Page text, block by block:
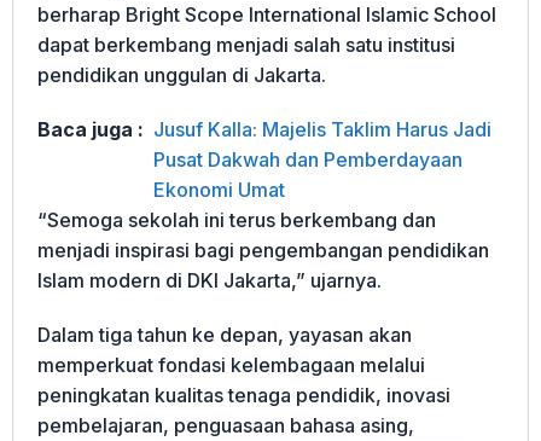
berharap Bright Scope International Islamic School
dapat berkembang menjadi salah satu institusi
pendidikan unggulan di Jakarta.
Baca juga : Jusuf Kalla: Majelis Taklim Harus Jadi
Pusat Dakwah dan Pemberdayaan
Ekonomi Umat
“Semoga sekolah ini terus berkembang dan
menjadi inspirasi bagi pengembangan pendidikan
Islam modern di DKI Jakarta,” ujarnya.
Dalam tiga tahun ke depan, yayasan akan
memperkuat fondasi kelembagaan melalui
peningkatan kualitas tenaga pendidik, inovasi
pembelajaran, penguasaan bahasa asing,